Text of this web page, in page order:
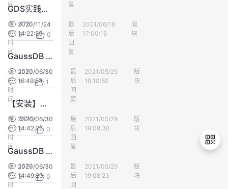
藏
间
复
GDS实践指南
发
布
时
间
2020/11/24
14:22:59
最
后
回
复
匿名用户群体
2021/06/16
17:00:16
版
块
4761
3
0
GaussDB for DWS维护宝典-安装类故障-安装OMS初始化omm用户失败
发
布
时
间
2020/06/30
16:49:54
最
后
回
复
匿名用户群体
2021/05/29
19:10:50
版
块
1573
1
1
【安装】安装OMS提示解密失败
发
布
时
间
2020/06/30
14:42:25
最
后
回
复
匿名用户群体
2021/05/29
19:08:30
版
块
3010
2
0
GaussDB for DWS维护宝典-安装类故障-浮动IP配置错误导致OMS失败
发
布
时
2020/06/30
14:49:20
最
后
回
匿名用户群体
2021/05/29
19:08:23
版
块
1579
2
0